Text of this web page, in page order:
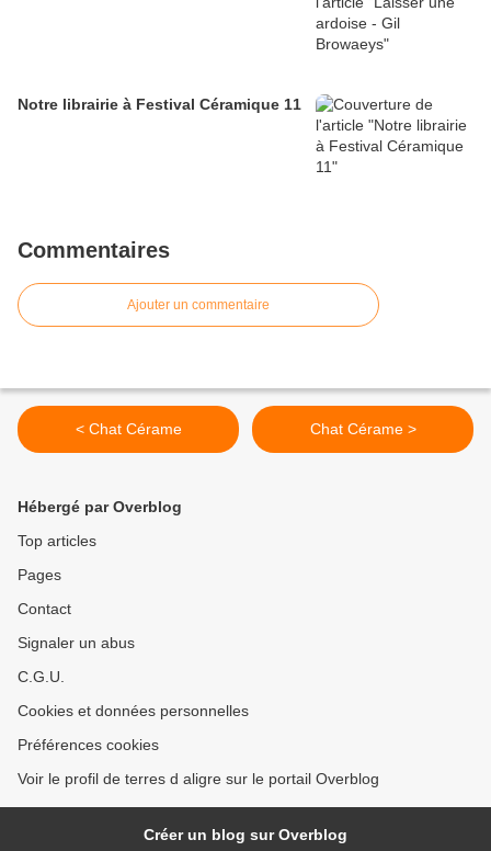
Notre librairie à Festival Céramique 11
Commentaires
Ajouter un commentaire
< Chat Cérame Chat Cérame >
Hébergé par Overblog
Top articles
Pages
Contact
Signaler un abus
C.G.U.
Cookies et données personnelles
Préférences cookies
Voir le profil de terres d aligre sur le portail Overblog
Créer un blog sur Overblog